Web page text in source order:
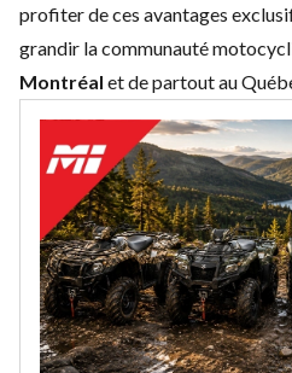
profiter de ces avantages
grandir la communauté
Montréal et de partout au